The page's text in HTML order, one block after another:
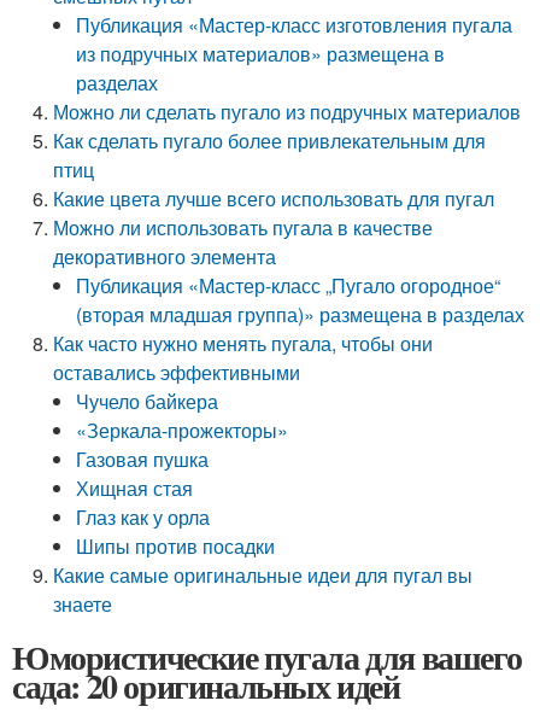
Публикация «Мастер-класс изготовления пугала
из подручных материалов» размещена в
разделах
Можно ли сделать пугало из подручных материалов
Как сделать пугало более привлекательным для
птиц
Какие цвета лучше всего использовать для пугал
Можно ли использовать пугала в качестве
декоративного элемента
Публикация «Мастер-класс „Пугало огородное“
(вторая младшая группа)» размещена в разделах
Как часто нужно менять пугала, чтобы они
оставались эффективными
Чучело байкера
«Зеркала-прожекторы»
Газовая пушка
Хищная стая
Глаз как у орла
Шипы против посадки
Какие самые оригинальные идеи для пугал вы
знаете
Юмористические пугала для вашего
сада: 20 оригинальных идей